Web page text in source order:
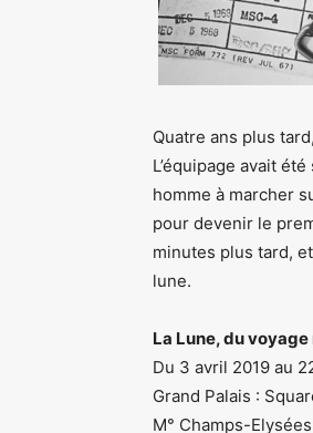
Quatre ans plus
L’équipage avait
homme à marcher
pour devenir le
minutes plus tard,
lune.
La Lune, du
Du 3 avril 2019 au
Grand Palais :
M° Champs-